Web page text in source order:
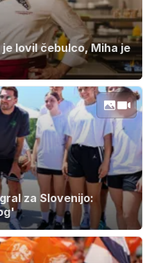
lovil čebulco, Miha je
za Slovenijo: